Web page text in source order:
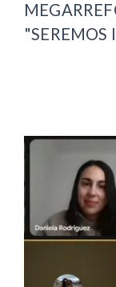
"SEREMOS